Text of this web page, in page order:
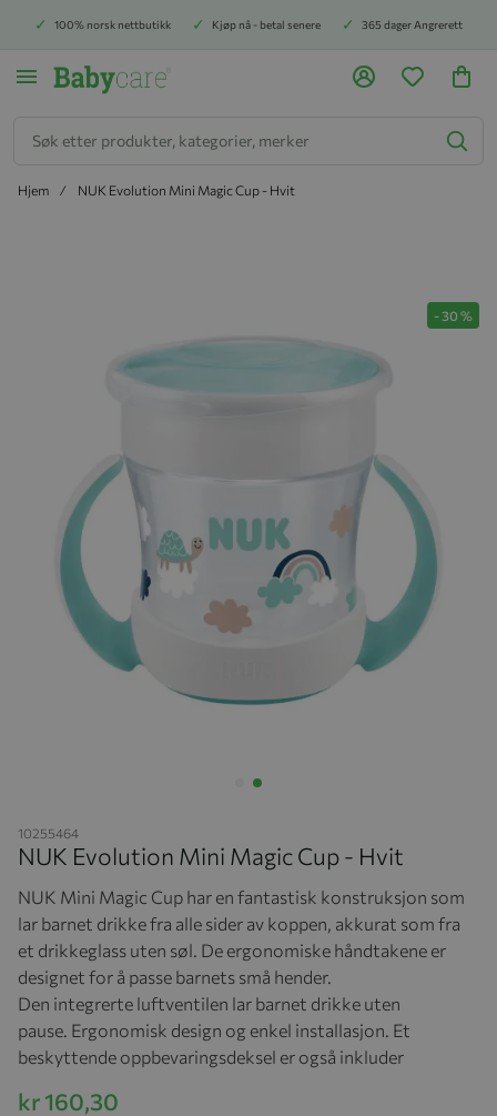
100% norsk nettbutikk Kjøp nå - betal senere 365 dager Angrerett
Hjem NUK Evolution Mini Magic Cup - Hvit
-30 %
10255464
NUK Evolution Mini Magic Cup - Hvit
NUK Mini Magic Cup har en fantastisk konstruksjon som
lar barnet drikke fra alle sider av koppen, akkurat som fra
et drikkeglass uten søl. De ergonomiske håndtakene er
designet for å passe barnets små hender.
Den integrerte luftventilen lar barnet drikke uten
pause. Ergonomisk design og enkel installasjon. Et
beskyttende oppbevaringsdeksel er også inkluder
kr 160,30